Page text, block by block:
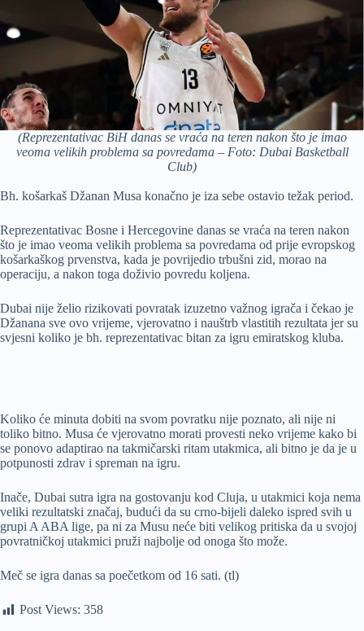
(Reprezentativac BiH danas se vraća na teren nakon što je imao
veoma velikih problema sa povredama – Foto: Dubai Basketball
Club)
Bh. košarkaš Džanan Musa konačno je iza sebe ostavio težak period.
Reprezentativac Bosne i Hercegovine danas se vraća na teren nakon
što je imao veoma velikih problema sa povredama od prije evropskog
košarkaškog prvenstva, kada je povrijedio trbušni zid, morao na
operaciju, a nakon toga doživio povredu koljena.
Dubai nije želio rizikovati povratak izuzetno važnog igrača i čekao je
Džanana sve ovo vrijeme, vjerovatno i nauštrb vlastitih rezultata jer su
svjesni koliko je bh. reprezentativac bitan za igru emiratskog kluba.
Koliko će minuta dobiti na svom povratku nije poznato, ali nije ni
toliko bitno. Musa će vjerovatno morati provesti neko vrijeme kako bi
se ponovo adaptirao na takmičarski ritam utakmica, ali bitno je da je u
potpunosti zdrav i spreman na igru.
Inače, Dubai sutra igra na gostovanju kod Cluja, u utakmici koja nema
veliki rezultatski značaj, budući da su crno-bijeli daleko ispred svih u
grupi A ABA lige, pa ni za Musu neće biti velikog pritiska da u svojoj
povratničkoj utakmici pruži najbolje od onoga što može.
Meč se igra danas sa poečetkom od 16 sati. (tl)
Post Views: 358